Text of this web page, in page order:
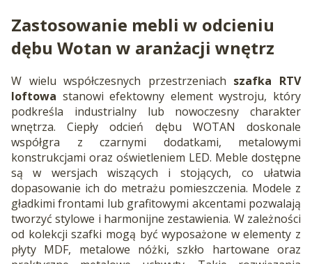
Zastosowanie mebli w odcieniu
dębu Wotan w aranżacji wnętrz
W wielu współczesnych przestrzeniach szafka RTV
loftowa stanowi efektowny element wystroju, który
podkreśla industrialny lub nowoczesny charakter
wnętrza. Ciepły odcień dębu WOTAN doskonale
współgra z czarnymi dodatkami, metalowymi
konstrukcjami oraz oświetleniem LED. Meble dostępne
są w wersjach wiszących i stojących, co ułatwia
dopasowanie ich do metrażu pomieszczenia. Modele z
gładkimi frontami lub grafitowymi akcentami pozwalają
tworzyć stylowe i harmonijne zestawienia. W zależności
od kolekcji szafki mogą być wyposażone w elementy z
płyty MDF, metalowe nóżki, szkło hartowane oraz